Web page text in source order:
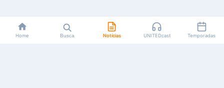
Home Busca Notícias UNITEDcast Temporadas